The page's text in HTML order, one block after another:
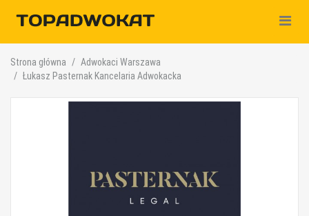
Strona główna
Adwokaci Warszawa
Łukasz Pasternak Kancelaria Adwokacka